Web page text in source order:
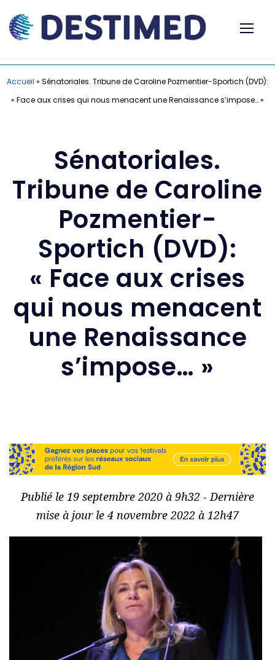
Accueil » Sénatoriales. Tribune de Caroline Pozmentier-Sportich (DVD):
« Face aux crises qui nous menacent une Renaissance s’impose… »
Sénatoriales.
Tribune de Caroline
Pozmentier-
Sportich (DVD):
« Face aux crises
qui nous menacent
une Renaissance
s’impose… »
Publié le 19 septembre 2020 à 9h32 - Dernière
mise à jour le 4 novembre 2022 à 12h47